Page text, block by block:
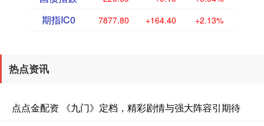
期指IC0 7877.80 +164.40 +2.13%
热点资讯
点点金配资 《九门》定档，精彩剧情与强大阵容引期待